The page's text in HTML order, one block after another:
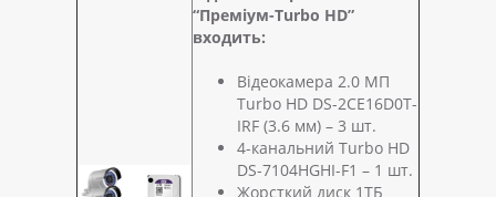
“Преміум-Turbo HD”
входить:
Відеокамера 2.0 МП
Turbo HD DS-2CE16D0T-
IRF (3.6 мм) – 3 шт.
4-канальний Turbo HD
DS-7104HGHI-F1 – 1 шт.
Жорсткий диск 1ТБ